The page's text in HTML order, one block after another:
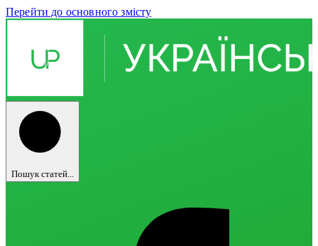
Перейти до основного змісту
Пошук статей...